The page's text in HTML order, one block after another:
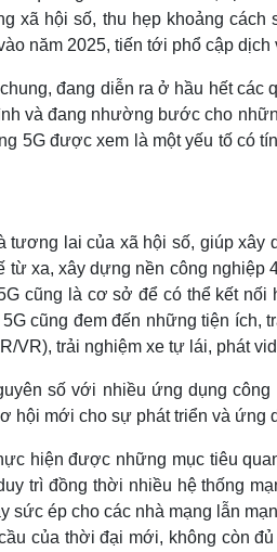
xã hội số, thu hẹp khoảng
năm 2025, tiến tới phổ cập
đang diễn ra ở hầu hết
và đang nhường bước cho
5G được xem là một yếu tố có
lai của xã hội số, giúp xây
từ xa, xây dựng nền công nghiệp
cũng là cơ sở để có thể kết
cũng đem đến những tiện ích,
VR), trải nghiệm xe tự lái, phát
số với nhiều ứng dụng
hội mới cho sự phát triển và ứng
hiện được những mục tiêu
trì đồng thời nhiều hệ thống
sức ép cho các nhà mạng lẫn
của thời đại mới, không còn